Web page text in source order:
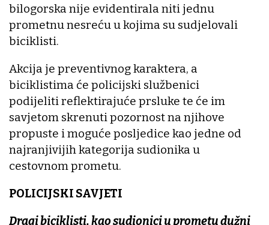
bilogorska nije evidentirala niti jednu
prometnu nesreću u kojima su sudjelovali
biciklisti.
Akcija je preventivnog karaktera, a
biciklistima će policijski službenici
podijeliti reflektirajuće prsluke te će im
savjetom skrenuti pozornost na njihove
propuste i moguće posljedice kao jedne od
najranjivijih kategorija sudionika u
cestovnom prometu.
POLICIJSKI SAVJETI
Dragi biciklisti, kao sudionici u prometu dužni